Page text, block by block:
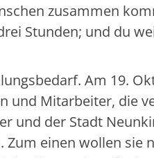
zusammen
Stunden; und du
Am 19.
und Mitarbeiter, die
und der Stadt
einen wollen sie